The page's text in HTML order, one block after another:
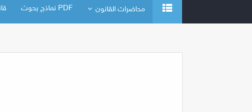
محاضرات القانون PDF نماذج بحوث